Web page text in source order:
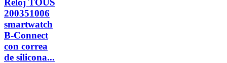
Reloj TOUS
200351006
smartwatch
B-Connect
con correa
de silicona...